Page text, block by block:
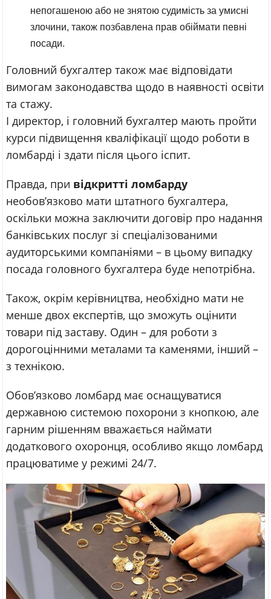
непогашеною або не знятою судимість за умисні
злочини, також позбавлена прав обіймати певні
посади.
Головний бухгалтер також має відповідати
вимогам законодавства щодо в наявності освіти
та стажу.
І директор, і головний бухгалтер мають пройти
курси підвищення кваліфікації щодо роботи в
ломбарді і здати після цього іспит.
Правда, при відкритті ломбарду
необов’язково мати штатного бухгалтера,
оскільки можна заключити договір про надання
банківських послуг зі спеціалізованими
аудиторськими компаніями – в цьому випадку
посада головного бухгалтера буде непотрібна.
Також, окрім керівництва, необхідно мати не
менше двох експертів, що зможуть оцінити
товари під заставу. Один – для роботи з
дорогоцінними металами та каменями, інший –
з технікою.
Обов’язково ломбард має оснащуватися
державною системою похорони з кнопкою, але
гарним рішенням вважається наймати
додаткового охоронця, особливо якщо ломбард
працюватиме у режимі 24/7.